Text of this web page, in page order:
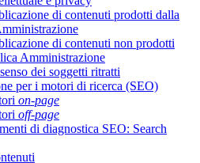
di contenuti prodotti dalla
di contenuti non prodotti
Amministrazione
dei soggetti ritratti
per i motori di ricerca (SEO)
on-page
off-page
di diagnostica SEO: Search